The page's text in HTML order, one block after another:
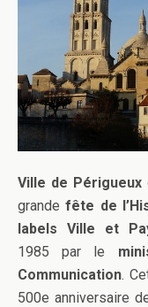
Ville de Périgueux
grande fête de
labels Ville et
1985 par le
Communication.
500e anniversaire